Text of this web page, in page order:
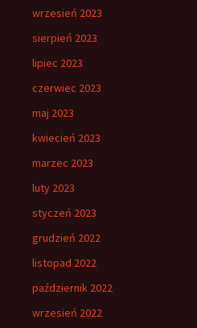
wrzesień 2023
sierpień 2023
lipiec 2023
czerwiec 2023
maj 2023
kwiecień 2023
marzec 2023
luty 2023
styczeń 2023
grudzień 2022
listopad 2022
październik 2022
wrzesień 2022